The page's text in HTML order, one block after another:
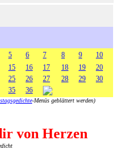
5 6 7 8 9
10
15 16 17 18 19
20
25 26 27 28 29
30
35 36
-Menüs geblättert werden)
von Herzen